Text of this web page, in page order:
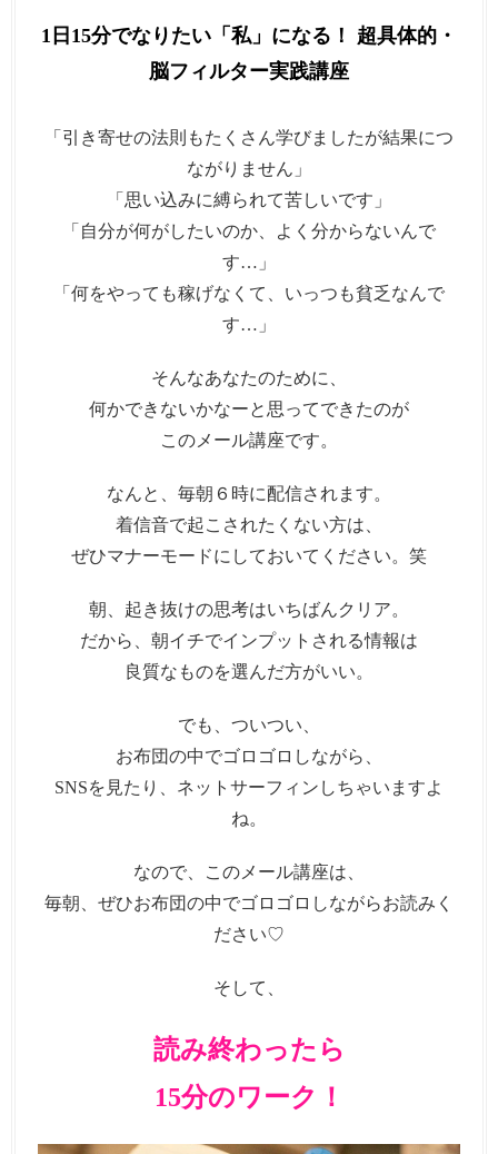
1日15分でなりたい「私」になる！ 超具体的・
脳フィルター実践講座
「引き寄せの法則もたくさん学びましたが結果につ
ながりません」
「思い込みに縛られて苦しいです」
「自分が何がしたいのか、よく分からないんで
す…」
「何をやっても稼げなくて、いっつも貧乏なんで
す…」
そんなあなたのために、
何かできないかなーと思ってできたのが
このメール講座です。
なんと、毎朝６時に配信されます。
着信音で起こされたくない方は、
ぜひマナーモードにしておいてください。笑
朝、起き抜けの思考はいちばんクリア。
だから、朝イチでインプットされる情報は
良質なものを選んだ方がいい。
でも、ついつい、
お布団の中でゴロゴロしながら、
SNSを見たり、ネットサーフィンしちゃいますよ
ね。
なので、このメール講座は、
毎朝、ぜひお布団の中でゴロゴロしながらお読みく
ださい♡
そして、
読み終わったら
15分のワーク！